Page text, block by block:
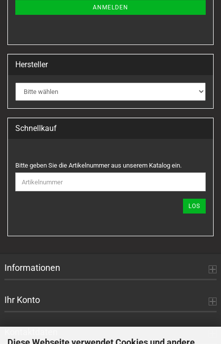
ANMELDEN
Hersteller
Schnellkauf
BITTE
GEBEN
SIE
DIE
EIN.
Bitte geben Sie die Artikelnummer aus unserem Katalog ein.
LOS
Informationen
Ihr Konto